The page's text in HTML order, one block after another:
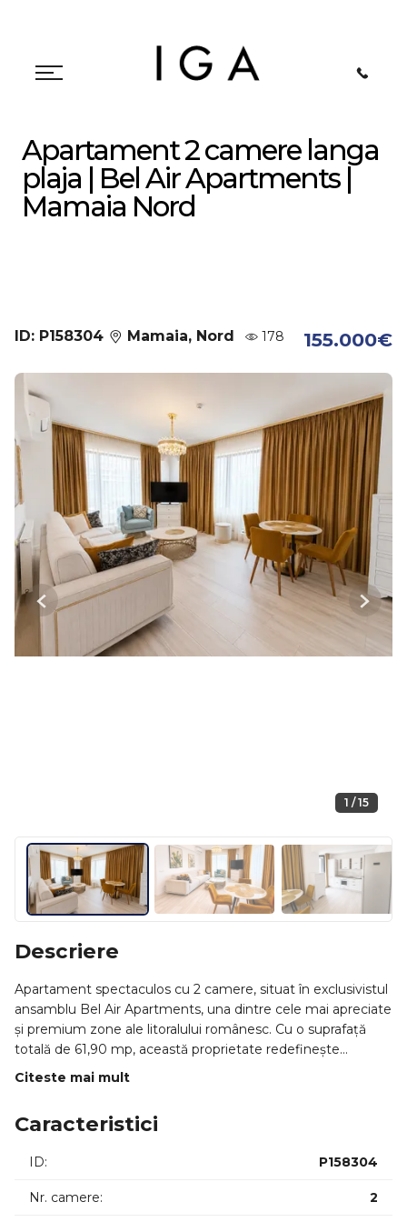
Apartament 2 camere langa
plaja | Bel Air Apartments |
Mamaia Nord
ID: P158304 Mamaia, Nord 178 155.000€
1 / 15
Previous Next
Descriere
Apartament spectaculos cu 2 camere, situat în exclusivistul
ansamblu Bel Air Apartments, una dintre cele mai apreciate
și premium zone ale litoralului românesc. Cu o suprafață
totală de 61,90 mp, această proprietate redefinește
confortul, eleganța și stilul modern de viață, fiind alegerea
inteligentă, luminozitatea naturală și designul contemporan
atent realizat. Livingul spațios dispune de acces către un
Citeste mai mult
Caracteristici
ID: P158304
Nr. camere: 2